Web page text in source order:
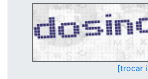
[trocar